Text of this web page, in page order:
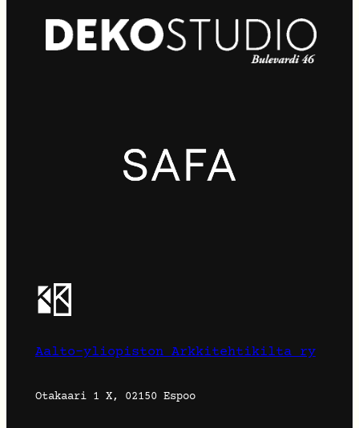
Aalto-yliopiston Arkkitehtikilta ry
Otakaari 1 X, 02150 Espoo